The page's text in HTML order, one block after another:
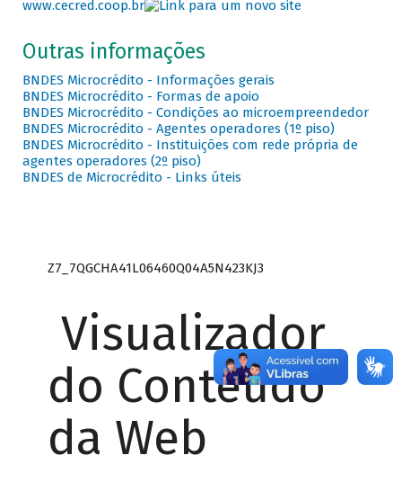
www.cecred.coop.br
Outras informações
BNDES Microcrédito - Informações gerais
BNDES Microcrédito - Formas de apoio
BNDES Microcrédito - Condições ao microempreendedor
BNDES Microcrédito - Agentes operadores (1º piso)
BNDES Microcrédito - Instituições com rede própria de
agentes operadores (2º piso)
BNDES de Microcrédito - Links úteis
Z7_7QGCHA41L06460Q04A5N423KJ3
Visualizador
do Conteúdo
da Web